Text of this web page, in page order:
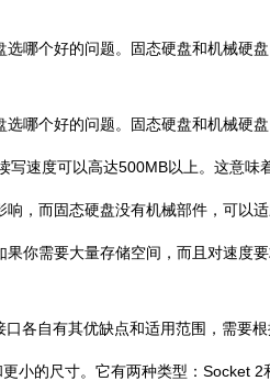
哪个好的问题。固态硬盘和机械硬盘
哪个好的问题。固态硬盘和机械硬盘
速度可以高达500MB以上。这意味
，而固态硬盘没有机械部件，可以适
你需要大量存储空间，而且对速度
各自有其优缺点和适用范围，需要
小的尺寸。它有两种类型：Socket